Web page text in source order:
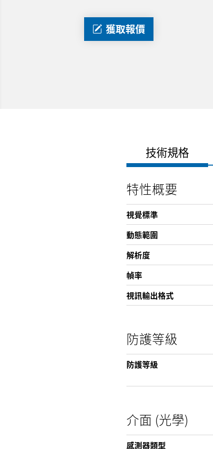
獲取報價
技術規格
特性概要
視覺標準
動態範圍
解析度
幀率
視訊輸出格式
防護等級
防護等級
介面 (光學)
感測器類型